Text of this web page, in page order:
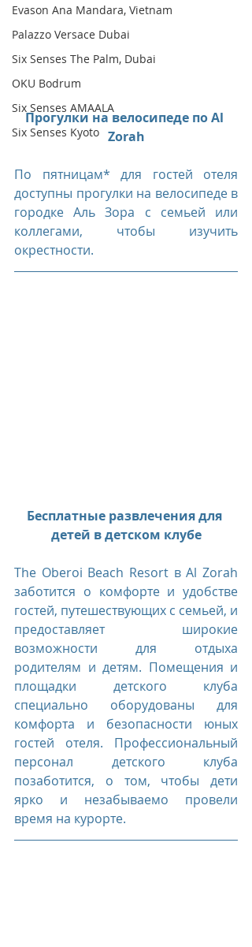
Evason Ana Mandara, Vietnam
Palazzo Versace Dubai
Six Senses The Palm, Dubai
OKU Bodrum
Six Senses AMAALA
Six Senses Kyoto
Прогулки на велосипеде по Al
Zorah
По пятницам* для гостей отеля
доступны прогулки на велосипеде в
городке Аль Зора с семьей или
коллегами, чтобы изучить
окрестности.
Бесплатные развлечения для
детей в детском клубе
The Oberoi Beach Resort в Al Zorah
заботится о комфорте и удобстве
гостей, путешествующих с семьей, и
предоставляет широкие
возможности для отдыха
родителям и детям. Помещения и
площадки детского клуба
специально оборудованы для
комфорта и безопасности юных
гостей отеля. Профессиональный
персонал детского клуба
позаботится, о том, чтобы дети
ярко и незабываемо провели
время на курорте.